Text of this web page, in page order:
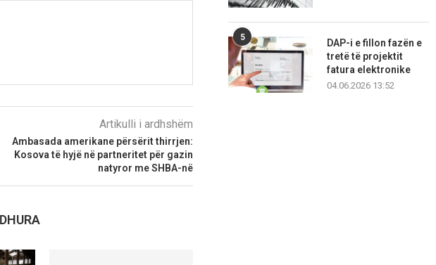
Artikulli i ardhshëm
Ambasada amerikane përsërit thirrjen:
Kosova të hyjë në partneritet për gazin
natyror me SHBA-në
5
DAP-i e fillon fazën e
tretë të projektit
fatura elektronike
04.06.2026 13:52